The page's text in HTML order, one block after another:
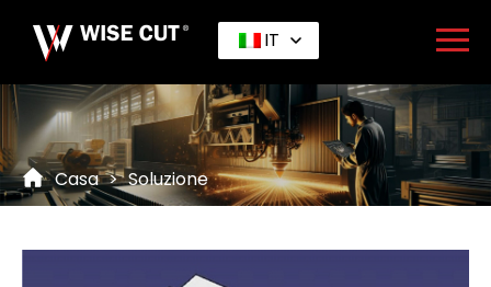
IT
Casa > Soluzione